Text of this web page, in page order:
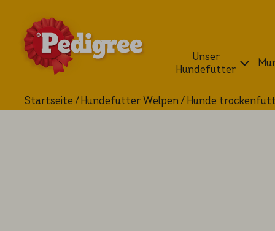
Unser
Hundefutter
Startseite Hundefutter Welpen Hunde